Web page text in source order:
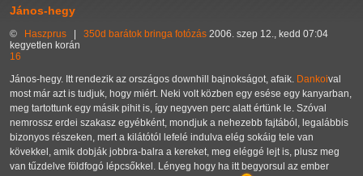
János-hegy
© Haszprus 350d barátok bringa fotózás 2006. szep 12., kedd 07:04
kegyetlen korán
16
János-hegy. Itt rendezik az országos downhill bajnokságot, afaik. Dankoival
most már azt is tudjuk, hogy miért. Neki volt közben egy esése egy kanyarban,
meg tartottunk egy másik pihit is, így negyven perc alatt értünk le. Szóval
nemrossz erdei szakasz egyébként, mondjuk a nehezebb fajtából, legalábbis
bizonyos részeken, mert a kilátótól lefelé indulva elég sokáig tele van
kövekkel, amik dobják jobbra-balra a kereket, meg eléggé lejt is, plusz meg
van tűzdelve földfogó lépcsőkkel. Lényeg hogy ha itt begyorsul az ember